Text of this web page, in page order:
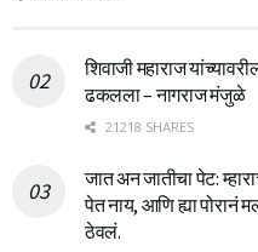
शिवाजी महाराज
ढकलला – नागराज मंजुळे
21218 SHARES
जात अन जातीचा पेट:
पेत नाय, आणि ह्या पोरानं
ठेवलं.